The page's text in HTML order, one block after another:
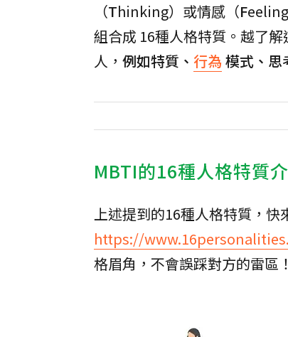
（Thinking）或情感（F
組合成 16種人格特質。越了
人， 例如特質、 行為 模式、思
MBTI的16種人格特質
上述提到的16種人格特質，快
https://
格眉角，不會誤踩對方的雷區！